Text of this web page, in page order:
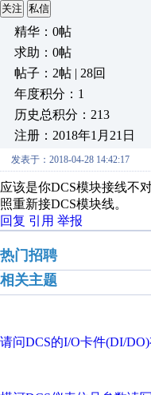
关注 私信
精华：0帖
求助：0帖
帖子：2帖 | 28回
年度积分：1
历史总积分：213
注册：2018年1月21日
发表于：2018-04-28 14:42:17
应该是你DCS模块接线不
照重新接DCS模块线。
回复 引用 举报
热门招聘
相关主题
请问DCS的I/O卡件(DI/DO)